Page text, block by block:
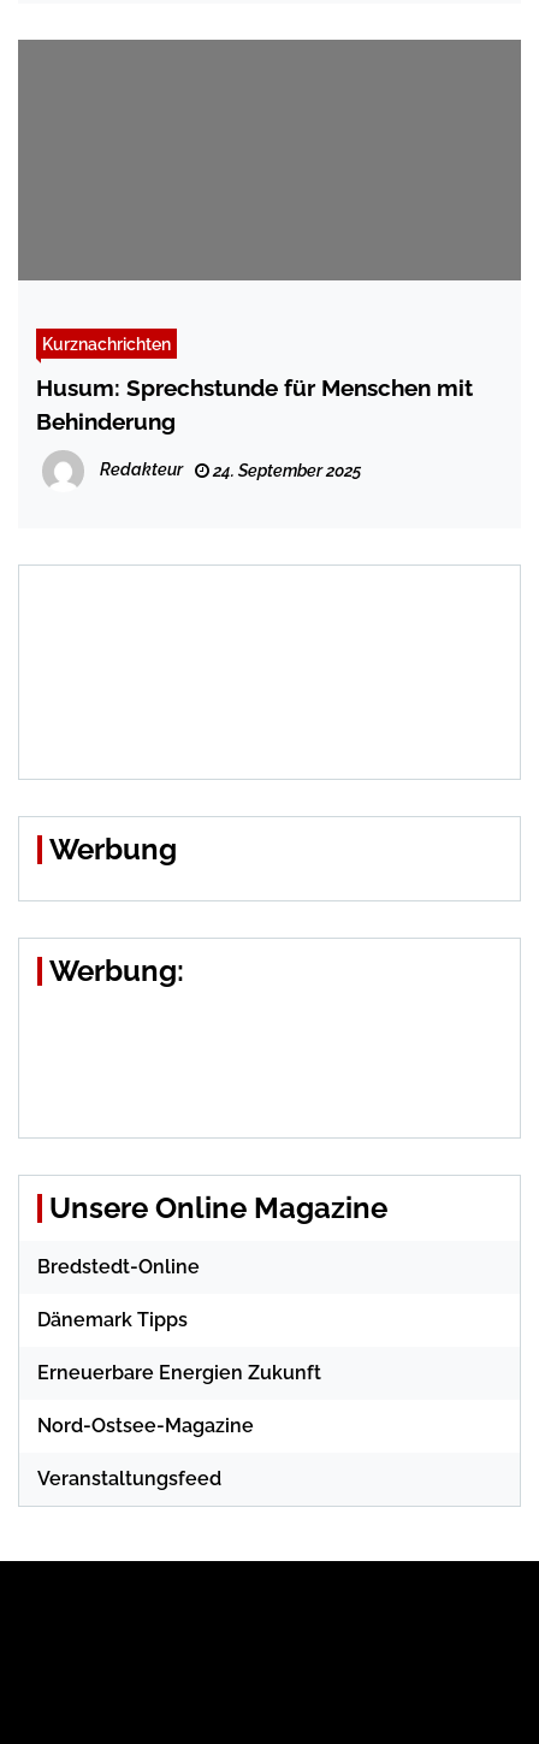
Kurznachrichten
Husum: Sprechstunde für Menschen mit
Behinderung
Redakteur 24. September 2025
Werbung
Werbung:
Unsere Online Magazine
Bredstedt-Online
Dänemark Tipps
Erneuerbare Energien Zukunft
Nord-Ostsee-Magazine
Veranstaltungsfeed